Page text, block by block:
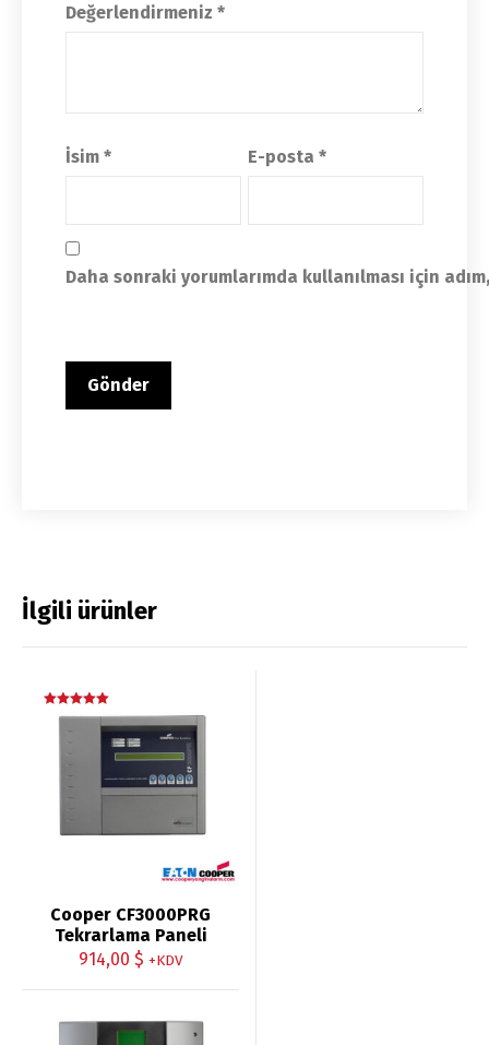
Değerlendirmeniz *
İsim * E-posta*
Daha sonraki yorumlarımda kullanılması için
İlgili ürünler
5 üzerinden
Cooper CF3000PRG
Tekrarlama Paneli
914,00 $ +KDV